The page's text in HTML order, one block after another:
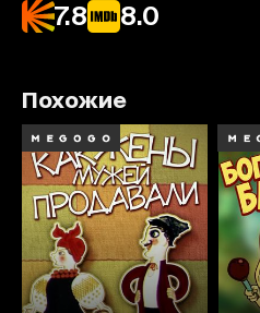
7.8 8.0
Похожие